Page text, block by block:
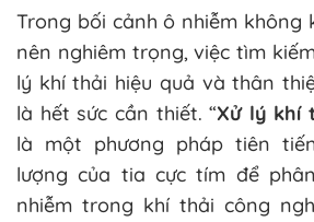
Trong bối cảnh ô nhiễm không
nên nghiêm trọng, việc tìm
lý khí thải hiệu quả và thân
là hết sức cần thiết. “Xử lý khí
là một phương pháp tiên
lượng của tia cực tím để
nhiễm trong khí thải công